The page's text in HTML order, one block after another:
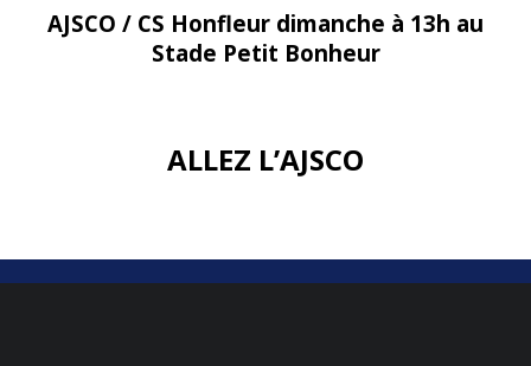
AJSCO / CS Honfleur dimanche à 13h au
Stade Petit Bonheur
ALLEZ L’AJSCO